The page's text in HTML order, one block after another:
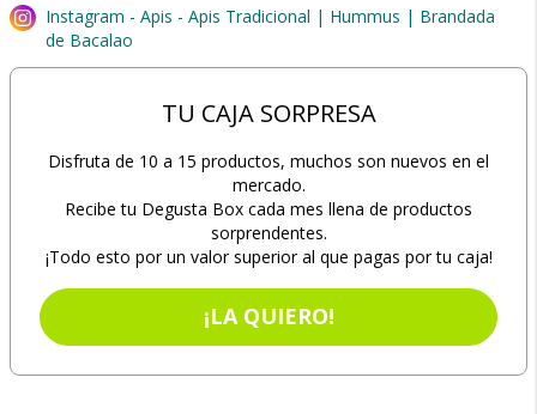
Instagram - Apis - Apis Tradicional | Hummus | Brandada
de Bacalao
TU CAJA SORPRESA
Disfruta de 10 a 15 productos, muchos son nuevos en el
mercado.
Recibe tu Degusta Box cada mes llena de productos
sorprendentes.
¡Todo esto por un valor superior al que pagas por tu caja!
¡LA QUIERO!